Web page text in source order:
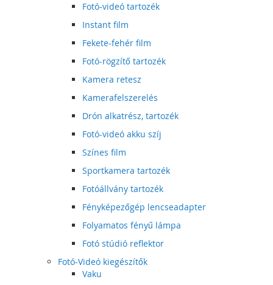
Fotó-videó tartozék
Instant film
Fekete-fehér film
Fotó-rögzítő tartozék
Kamera retesz
Kamerafelszerelés
Drón alkatrész, tartozék
Fotó-videó akku szíj
Színes film
Sportkamera tartozék
Fotóállvány tartozék
Fényképezőgép lencseadapter
Folyamatos fényű lámpa
Fotó stúdió reflektor
Fotó-Videó kiegészítők
Vaku